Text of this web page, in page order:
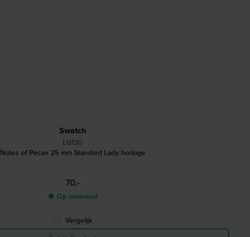
Swatch
LG130
Notes of Pecan 25 mm Standard Lady horloge
70,-
● Op voorraad
Vergelijk